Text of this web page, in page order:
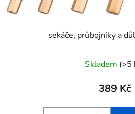
sekáče, průbojníky a
Skladem (>5
389 Kč